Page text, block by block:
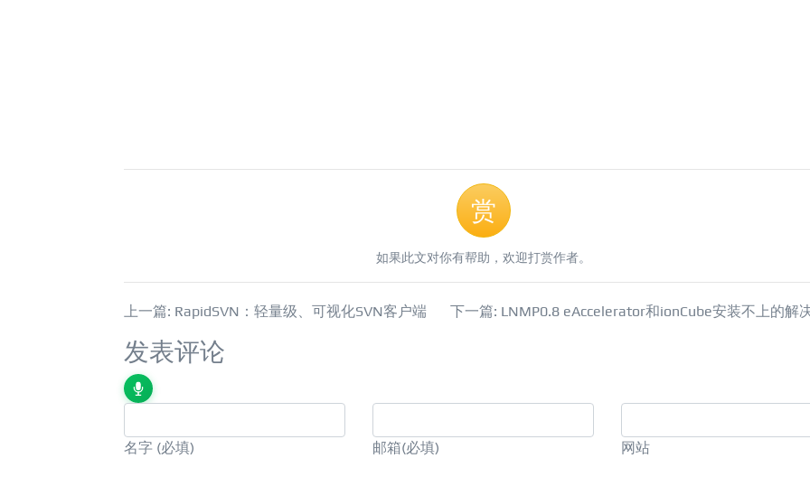
赏
如果此文对你有帮助，欢迎打赏作者。
上一篇: RapidSVN：轻量级、可视化SVN客户端 下一篇: LNMP0.8 eAccelerator和ionCube安装不上的解
发表评论
名字 (必填) 邮箱(必填) 网站